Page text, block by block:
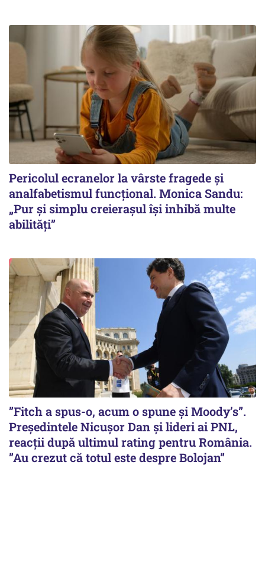
Pericolul ecranelor la vârste fragede și
analfabetismul funcțional. Monica Sandu:
„Pur și simplu creierașul își inhibă multe
abilități”
”Fitch a spus-o, acum o spune și Moody’s”.
Președintele Nicușor Dan și lideri ai PNL,
reacții după ultimul rating pentru România.
”Au crezut că totul este despre Bolojan”